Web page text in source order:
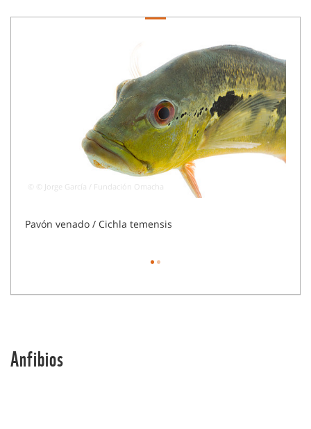
© © Jorge García / Fundación Omacha
Pavón venado / Cichla temensis
Anfibios